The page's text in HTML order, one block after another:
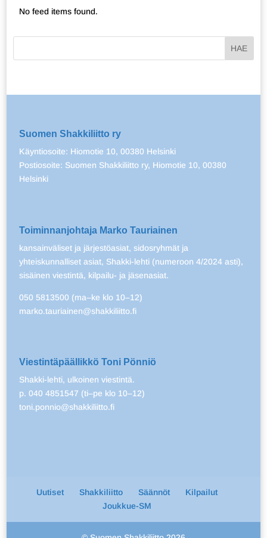
No feed items found.
Suomen Shakkiliitto ry
Käyntiosoite: Hiomotie 10, 00380 Helsinki
Postiosoite: Suomen Shakkiliitto ry, Hiomotie 10, 00380
Helsinki
Toiminnanjohtaja Marko Tauriainen
kansainväliset ja järjestöasiat, sidosryhmät ja
yhteiskunnalliset asiat, Shakki-lehti (numeroon 4/2024 asti),
sisäinen viestintä, kilpailu- ja jäsenasiat.
050 5813500 (ma–ke klo 10–12)
marko.tauriainen@shakkiliitto.fi
Viestintäpäällikkö Toni Pönniö
Shakki-lehti, ulkoinen viestintä.
p. 040 4851547 (ti–pe klo 10–12)
toni.ponnio@shakkiliitto.fi
Uutiset Shakkiliitto Säännöt
Kilpailut
Joukkue-SM